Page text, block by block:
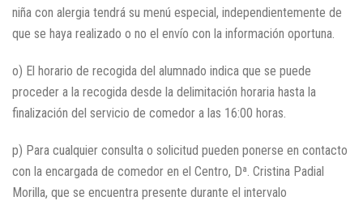
niña con alergia tendrá su menú especial, independientemente de
que se haya realizado o no el envío con la información oportuna.
o) El horario de recogida del alumnado indica que se puede
proceder a la recogida desde la delimitación horaria hasta la
finalización del servicio de comedor a las 16:00 horas.
p) Para cualquier consulta o solicitud pueden ponerse en contacto
con la encargada de comedor en el Centro, Dª. Cristina Padial
Morilla, que se encuentra presente durante el intervalo